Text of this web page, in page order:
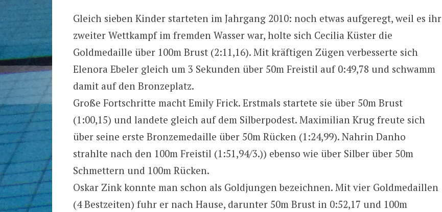
Gleich sieben Kinder starteten im Jahrgang 2010: noch etwas aufgeregt, weil es ihr
zweiter Wettkampf im fremden Wasser war, holte sich Cecilia Küster die
Goldmedaille über 100m Brust (2:11,16). Mit kräftigen Zügen verbesserte sich
Elenora Ebeler gleich um 3 Sekunden über 50m Freistil auf 0:49,78 und schwamm
damit auf den Bronzeplatz.
Große Fortschritte macht Emily Frick. Erstmals startete sie über 50m Brust
(1:00,15) und landete gleich auf dem Silberpodest. Maximilian Krug freute sich
über seine erste Bronzemedaille über 50m Rücken (1:24,99). Nahrin Danho
strahlte nach den 100m Freistil (1:51,94/3.)) ebenso wie über Silber über 50m
Schmettern und 100m Rücken.
Oskar Zink konnte man schon als Goldjungen bezeichnen. Mit vier Goldmedaillen
(4 Bestzeiten) fuhr er nach Hause, darunter 50m Brust in 0:52,17 und 100m